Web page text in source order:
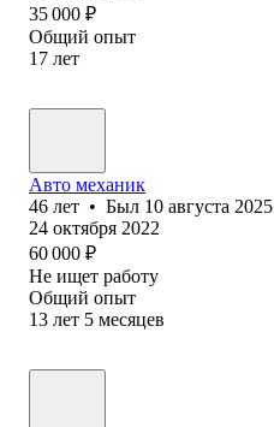
35 000 ₽
Общий опыт
17 лет
Авто механик
46 лет • Был 10 августа 2025
24 октября 2022
60 000 ₽
Не ищет работу
Общий опыт
13 лет 5 месяцев